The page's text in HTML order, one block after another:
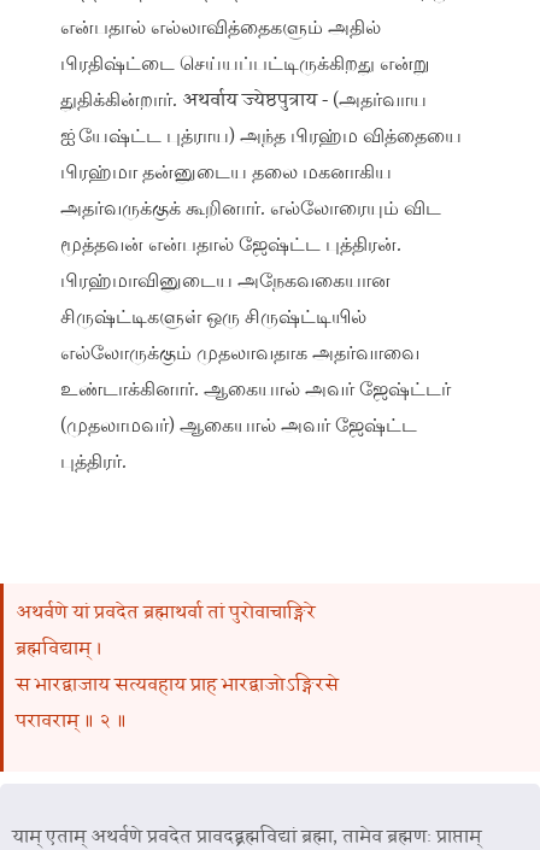
என்பதால் எல்லாவித்தைகளும் அதில்
பிரதிஷ்ட்டை செய்யப்பட்டிருக்கிறது என்று
துதிக்கின்றார். अथर्वाय ज्येष्ठपुत्राय - (அதர்வாய
ஐ்யேஷ்ட்ட புத்ராய) அந்த பிரஹ்ம வித்தையை
பிரஹ்மா தன்னுடைய தலை மகனாகிய
அதர்வருக்குக் கூறினார். எல்லோரையும் விட
மூத்தவன் என்பதால் ஜேஷ்ட்ட புத்திரன்.
பிரஹ்மாவினுடைய அநேகவகையான
சிருஷ்ட்டிகளுள் ஒரு சிருஷ்ட்டியில்
எல்லோருக்கும் முதலாவதாக அதர்வாவை
உண்டாக்கினார். ஆகையால் அவர் ஜேஷ்ட்டர்
(முதலாமவர்) ஆகையால் அவர் ஜேஷ்ட்ட
புத்திரர்.
अथर्वणे यां प्रवदेत ब्रह्माथर्वा तां पुरोवाचाङ्गिरे
ब्रह्मविद्याम् ।
स भारद्वाजाय सत्यवहाय प्राह भारद्वाजोऽङ्गिरसे
परावराम् ॥ २ ॥
याम् एताम् अथर्वणे प्रवदेत प्रावदद्ब्रह्मविद्यां ब्रह्मा, तामेव ब्रह्मणः प्राप्ताम्